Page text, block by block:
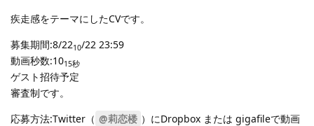
疾走感をテーマにしたCVです。
募集期間:8/2210/22 23:59
動画秒数:1015秒
ゲスト招待予定
審査制です。
応募方法:Twitter（ @莉恋楼 ）にDropbox または gigafileで動画